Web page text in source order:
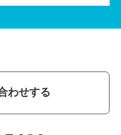
わせする